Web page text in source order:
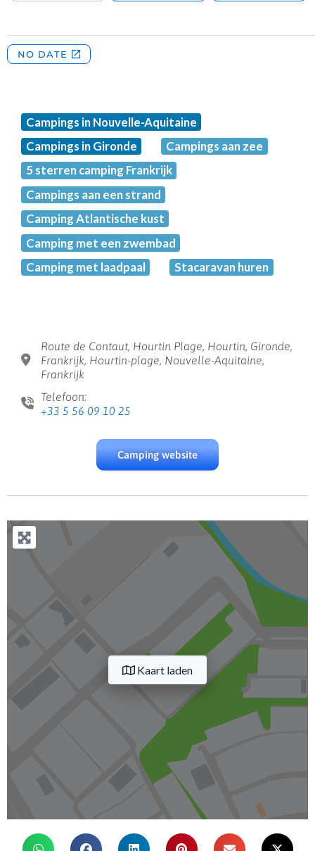
Campings in Nouvelle-Aquitaine
Campings in Gironde
Campings aan zee
5 sterren camping Frankrijk
Campings aan een strand
Camping Atlantische kust
Camping met een zwembad
Camping met laadpaal
Stacaravan huren
Route de Contaut, Hourtin Plage, Hourtin, Gironde,
Frankrijk, Hourtin-plage, Nouvelle-Aquitaine,
Frankrijk
Telefoon:
+33 5 56 09 10 25
Camping website
Kaart laden